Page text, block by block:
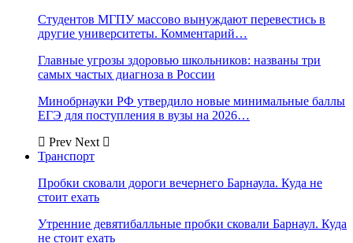
Студентов МГПУ массово вынуждают перевестись в
другие университеты. Комментарий…
Главные угрозы здоровью школьников: названы три
самых частых диагноза в России
Минобрнауки РФ утвердило новые минимальные баллы
ЕГЭ для поступления в вузы на 2026…
Prev Next
Транспорт
Пробки сковали дороги вечернего Барнаула. Куда не
стоит ехать
Утренние девятибалльные пробки сковали Барнаул. Куда
не стоит ехать